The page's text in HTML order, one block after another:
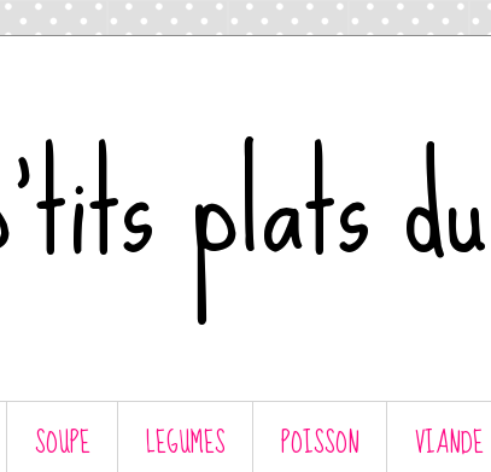
plats
SOUPE LEGUMES POISSON VIANDE